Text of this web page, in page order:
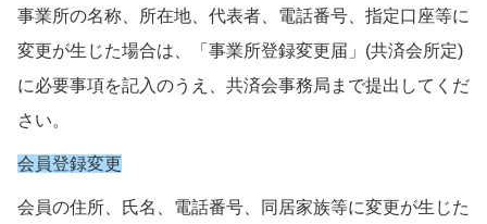
事業所の名称、所在地、代表者、電話番号、指定口座等に
変更が生じた場合は、「事業所登録変更届」(共済会所定)
に必要事項を記入のうえ、共済会事務局まで提出してくだ
さい。
会員登録変更
会員の住所、氏名、電話番号、同居家族等に変更が生じた